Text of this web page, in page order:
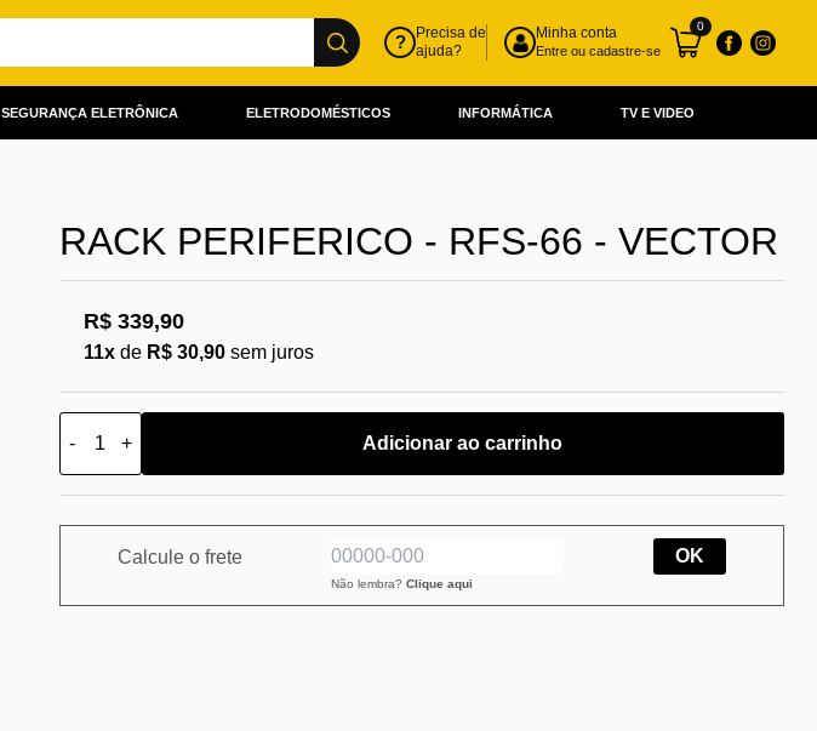
?
Precisa de
ajuda?
Minha conta
Entre ou cadastre-se
0
SEGURANÇA ELETRÔNICA ELETRODOMÉSTICOS INFORMÁTICA TV E VIDEO
RACK PERIFERICO - RFS-66 - VECTOR
R$ 339,90
11xde R$ 30,90sem juros
- + Adicionar ao carrinho
Calcule o frete
Não lembra?Clique aqui
OK